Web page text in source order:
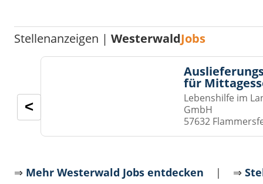
Stellenanzeigen |WesterwaldJobs
für
Lebenshilfe im
GmbH
57632
<
⇒ Mehr Westerwald Jobs entdecken | ⇒